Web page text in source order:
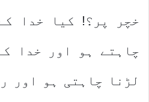
خچر پر؟! کیا خدا
چاہتے ہو اور خدا
لڑنا چاہتی ہو اور